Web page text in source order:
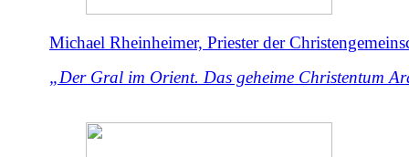
Michael Rheinheimer, Priester der
„Der Gral im Orient. Das geheime Christentum